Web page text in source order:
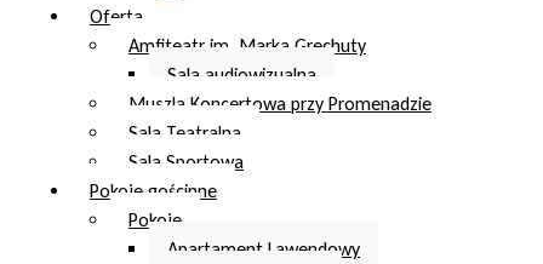
Oferta
Amfiteatr im. Marka Grechuty
Sala audiowizualna
Muszla Koncertowa przy Promenadzie
Sala Teatralna
Sala Sportowa
Pokoje gościnne
Pokoje
Apartament Lawendowy